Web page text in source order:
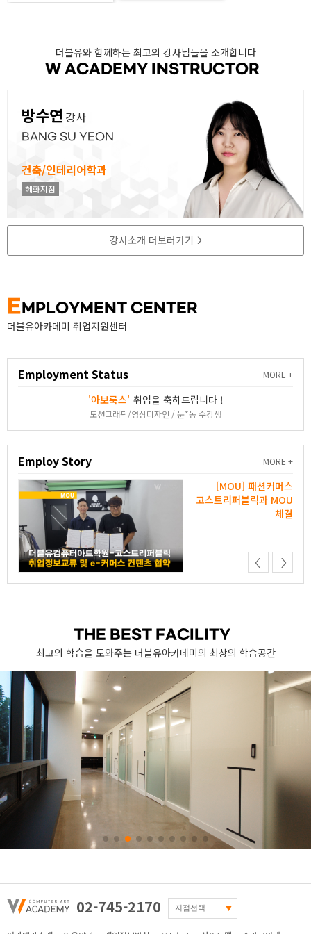
더블유와 함께하는 최고의 강사님들을 소개합니다
W ACADEMY INSTRUCTOR
방수연 강사
BANG SU YEON
건축/인테리어학과
혜화지점
강사소개 더보러가기 >
EMPLOYMENT CENTER
더블유아카데미 취업지원센터
Employment Status MORE
'(주)모아시스에이아이'
모션그래픽/영상디자인 / 박정은
Employ Story MORE
[MOU] 패션커머스
고스트리퍼블릭과 MOU
체결
THE BEST FACILITY
최고의 학습을 도와주는 더블유아카데미의 최상의 학습공간
02-745-2170